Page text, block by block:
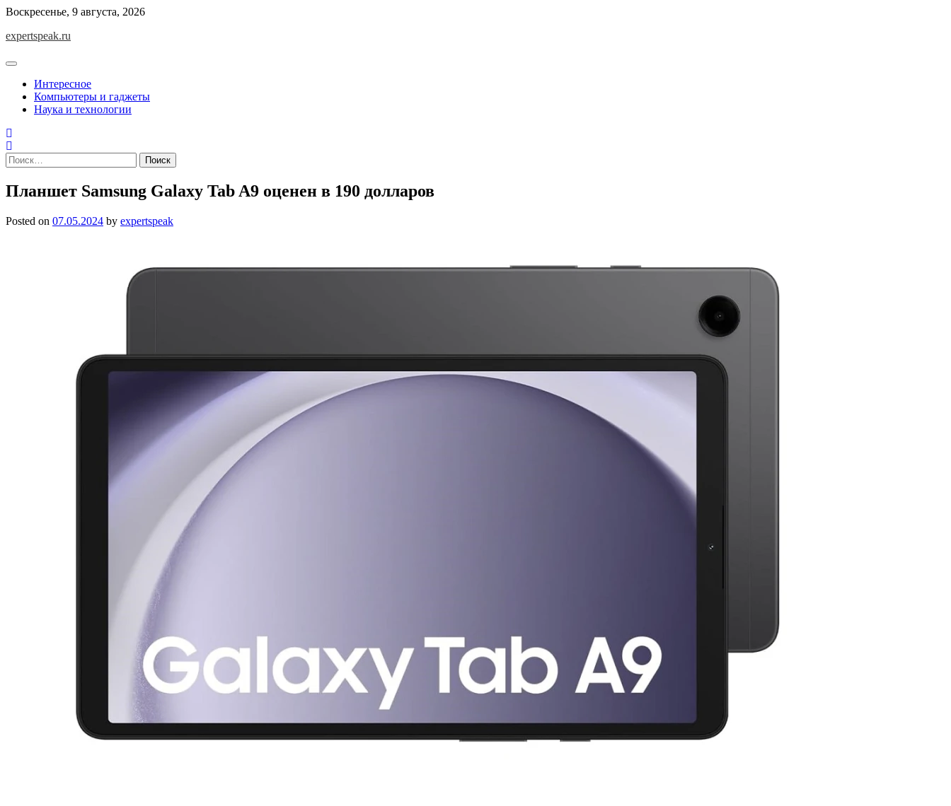
Skip
content
Воскресенье, 9 августа, 2026
expertspeak.ru
Интересное
Компьютеры и гаджеты
Наука и технологии
Найти:
Планшет Samsung Galaxy Tab A9 оценен в 190 долларов
Posted on 07.05.2024 by expertspeak